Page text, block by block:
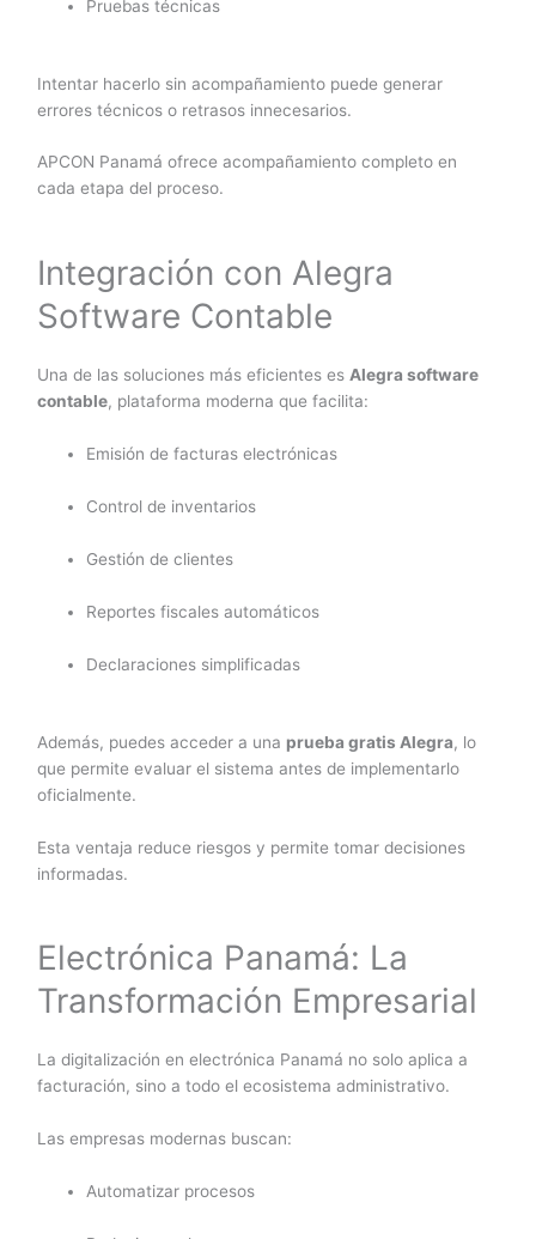
Pruebas técnicas
Intentar hacerlo sin acompañamiento puede generar
errores técnicos o retrasos innecesarios.
APCON Panamá ofrece acompañamiento completo en
cada etapa del proceso.
Integración con Alegra
Software Contable
Una de las soluciones más eficientes esAlegra software
contable, plataforma moderna que facilita:
Emisión de facturas electrónicas
Control de inventarios
Gestión de clientes
Reportes fiscales automáticos
Declaraciones simplificadas
Además, puedes acceder a una prueba gratis Alegra, lo
que permite evaluar el sistema antes de implementarlo
oficialmente.
Esta ventaja reduce riesgos y permite tomar decisiones
informadas.
Electrónica Panamá: La
Transformación Empresarial
La digitalización en electrónica Panamá no solo aplica a
facturación, sino a todo el ecosistema administrativo.
Las empresas modernas buscan:
Automatizar procesos